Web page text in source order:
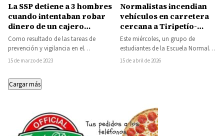
La SSP detiene a 3 hombres
cuando intentaban robar
dinero de un cajero
automático con
herramientas y sopletes
Como resultado de las tareas de
prevención y vigilancia en el
municipio de Aporo, los efectivos de
15 de marzo de 2023
Normalistas incendian
vehículos en carretera
cercana a Tiripetío-
Morelia
Este miércoles, un grupo de
estudiantes de la Escuela Normal
Rural Vasco de Quiroga, en Tiripetío,
15 de abril de 2026
Cargar más